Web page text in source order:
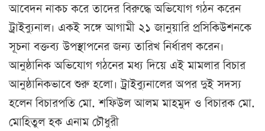
আবেদন নাকচ করে তাদের বিরুদ্ধে অভিযোগ গঠন করেন
ট্রাইব্যুনাল। একই সঙ্গে আগামী ২১ জানুয়ারি প্রসিকিউশনকে
সূচনা বক্তব্য উপস্থাপনের জন্য তারিখ নির্ধারণ করেন।
আনুষ্ঠানিক অভিযোগ গঠনের মধ্য দিয়ে এই মামলার বিচার
আনুষ্ঠানিকভাবে শুরু হলো। ট্রাইব্যুনালের অপর দুই সদস্য
হলেন বিচারপতি মো. শফিউল আলম মাহমুদ ও বিচারক মো.
মোহিতুল হক এনাম চৌধুরী